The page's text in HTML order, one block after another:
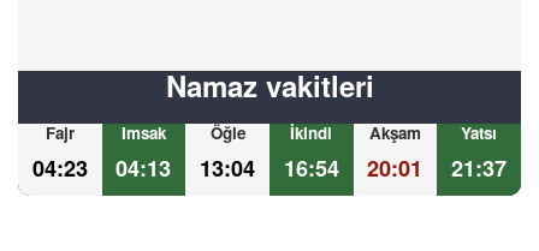
Namaz vakitleri
Fajr
04:23
Imsak
04:13
Öğle
13:04
İkindi
16:54
Akşam
20:01
Yatsı
21:37